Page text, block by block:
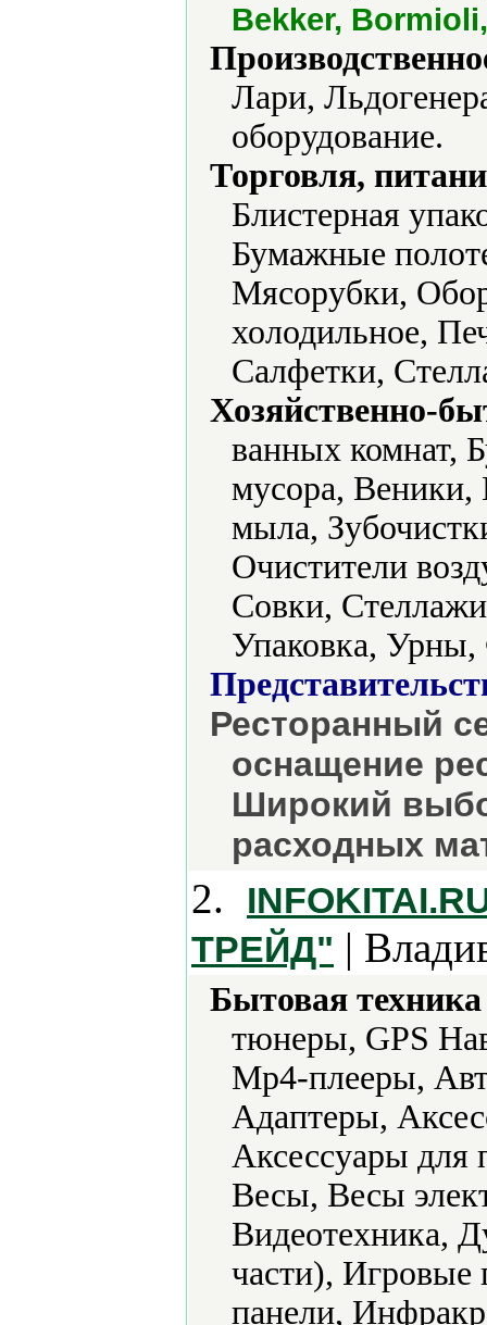
Bekker,
Лари,
оборудование.
Торговля,
Блистерная
Бумажные
Мясорубки,
холодильное,
Салфетки,
Хозяйственно-
ванных комнат,
мусора, Веники,
мыла,
Очистители
Совки, Стеллажи
Упаковка,
Ресторанный
оснащение
Широкий
расходных
2.
ТРЕЙД" |
Бытовая
тюнеры, GPS
Mp4-плееры,
Адаптеры,
Аксессуары для
Весы, Весы
Видеотехника,
части), Игровые
панели,